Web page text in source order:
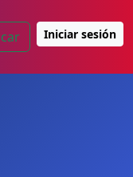
Iniciar sesión